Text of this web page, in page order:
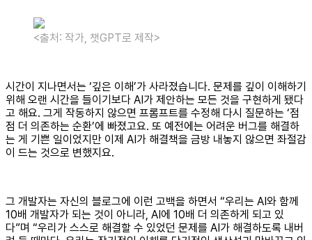
<출처: 작가, 챗GPT로 제작>
시간이 지나면서는 ‘깊은 이해’가 사라졌습니다. 문제를 깊이 이해하기
위해 오랜 시간을 들이기보다 AI가 제안하는 모든 것을 구현하게 됐다
고 해요. 그게 작동하지 않으면 프롬프트를 수정해 다시 질문하는 ‘점
점 더 의존하는 순환’에 빠졌고요. 또 예전에는 어려운 버그를 해결하
는 게 기쁜 일이었지만 이제 AI가 해결책을 금방 내놓지 않으면 좌절감
이 드는 것으로 변했지요.
그 개발자는 자신의 블로그에 이런 고백을 하면서 “우리는 AI와 함께
10배 개발자가 되는 것이 아니라, AI에 10배 더 의존하게 되고 있
다”며 “우리가 스스로 해결할 수 있었던 문제를 AI가 해결하도록 내버